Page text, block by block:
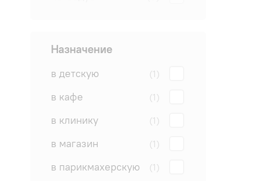
Назначение
в детскую (1)
в кафе (1)
в клинику (1)
в магазин (1)
в парикмахерскую (1)